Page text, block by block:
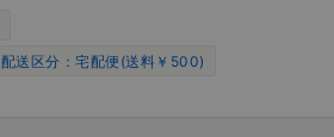
配送区分：宅配便(送料￥500)